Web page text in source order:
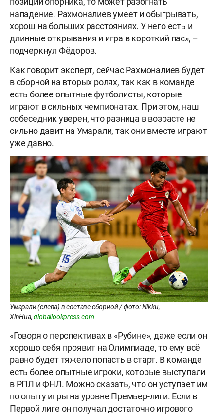
нападение. Рахмоналиев умеет и обыгрывать,
хорош на больших расстояниях. У него есть и
длинные открывания и игра в короткий пас», –
подчеркнул Фёдоров.
Как говорит эксперт, сейчас Рахмоналиев будет
в сборной на вторых ролях, так как в команде
есть более опытные футболисты, которые
играют в сильных чемпионатах. При этом, наш
собеседник уверен, что разница в возрасте не
сильно давит на Умарали, так они вместе играют
уже давно.
Умарали (слева) в составе сборной / фото: Nikku,
XinHua,globallookpress.com
«Говоря о перспективах в «Рубине», даже если он
хорошо себя проявит на Олимпиаде, то ему всё
равно будет тяжело попасть в старт. В команде
есть более опытные игроки, которые выступали
в РПЛ и ФНЛ. Можно сказать, что он уступает им
по опыту игры на уровне Премьер-лиги. Если в
Первой лиге он получал достаточно игрового